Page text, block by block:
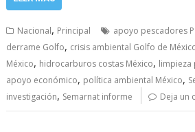
Nacional, Principal apoyo pescadores
derrame Golfo, crisis ambiental Golfo de
México, hidrocarburos costas México, limpieza
apoyo económico, política ambiental México,
investigación, Semarnat informe Deja un